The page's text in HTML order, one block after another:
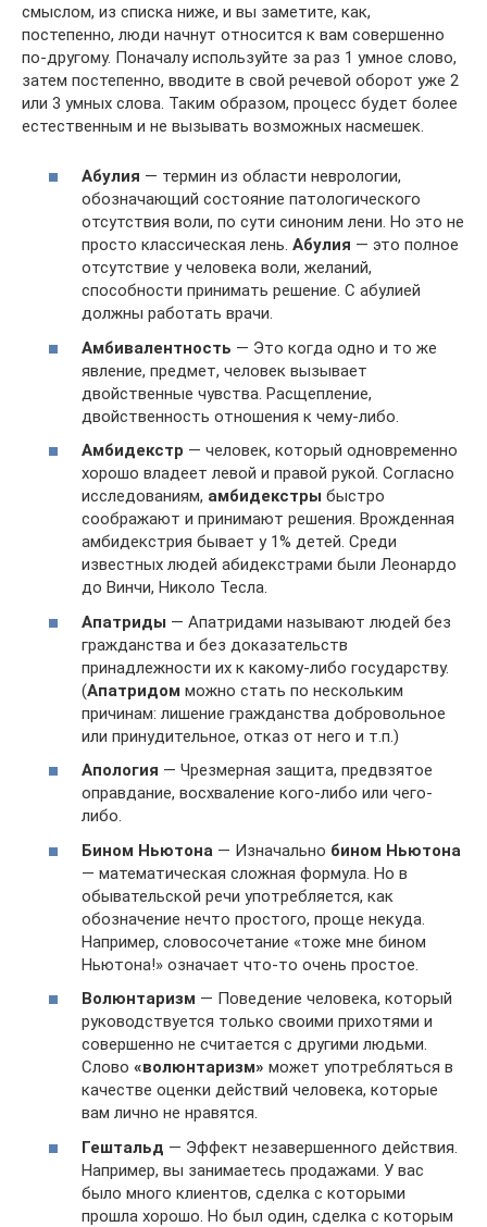
смыслом, из списка ниже, и вы заметите, как,
постепенно, люди начнут относится к вам совершенно
по-другому. Поначалу используйте за раз 1 умное слово,
затем постепенно, вводите в свой речевой оборот уже 2
или 3 умных слова. Таким образом, процесс будет более
естественным и не вызывать возможных насмешек.
Абулия — термин из области неврологии,
обозначающий состояние патологического
отсутствия воли, по сути синоним лени. Но это не
просто классическая лень. Абулия — это полное
отсутствие у человека воли, желаний,
способности принимать решение. С абулией
должны работать врачи.
Амбивалентность — Это когда одно и то же
явление, предмет, человек вызывает
двойственные чувства. Расщепление,
двойственность отношения к чему-либо.
Амбидекстр — человек, который одновременно
хорошо владеет левой и правой рукой. Согласно
исследованиям, амбидекстры быстро
соображают и принимают решения. Врожденная
амбидекстрия бывает у 1% детей. Среди
известных людей абидекстрами были Леонардо
до Винчи, Николо Тесла.
Апатриды — Апатридами называют людей без
гражданства и без доказательств
принадлежности их к какому-либо государству.
(Апатридом можно стать по нескольким
причинам: лишение гражданства добровольное
или принудительное, отказ от него и т.п.)
Апология — Чрезмерная защита, предвзятое
оправдание, восхваление кого-либо или чего-
либо.
Бином Ньютона — Изначально бином Ньютона
— математическая сложная формула. Но в
обывательской речи употребляется, как
обозначение нечто простого, проще некуда.
Например, словосочетание «тоже мне бином
Ньютона!» означает что-то очень простое.
Волюнтаризм — Поведение человека, который
руководствуется только своими прихотями и
совершенно не считается с другими людьми.
Слово «волюнтаризм» может употребляться в
качестве оценки действий человека, которые
вам лично не нравятся.
Гештальд — Эффект незавершенного действия.
Например, вы занимаетесь продажами. У вас
было много клиентов, сделка с которыми
прошла хорошо. Но был один, сделка с которым